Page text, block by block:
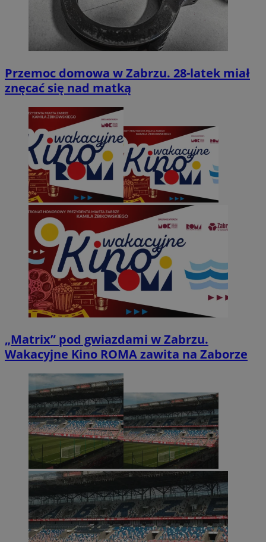
Przemoc domowa w Zabrzu. 28-latek miał
znęcać się nad matką
„Matrix” pod gwiazdami w Zabrzu.
Wakacyjne Kino ROMA zawita na Zaborze